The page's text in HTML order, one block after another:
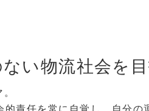
い物流社会を
責任を常に自覚し、自分の